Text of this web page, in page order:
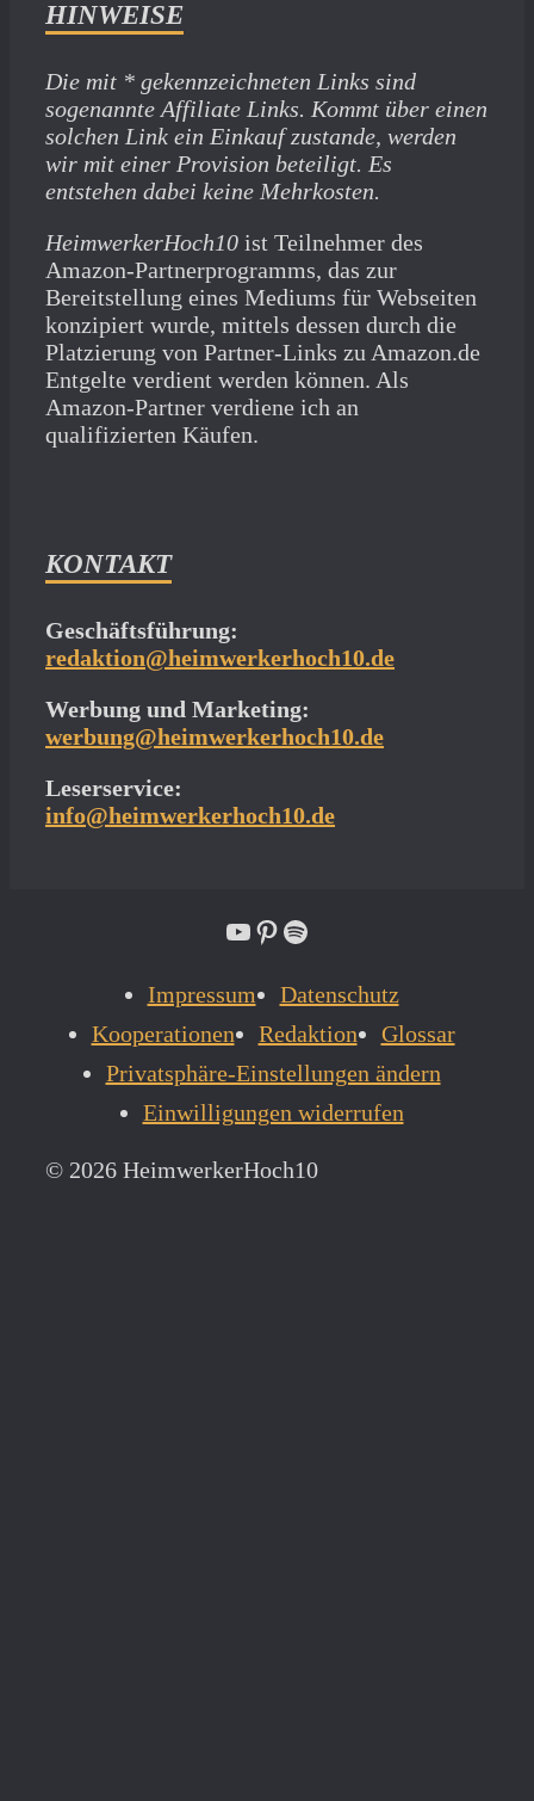
HINWEISE
Die mit * gekennzeichneten Links sind
sogenannte Affiliate Links. Kommt über einen
solchen Link ein Einkauf zustande, werden
wir mit­ einer Provision beteiligt. Es
entstehen dabei keine Mehrkosten.
HeimwerkerHoch10 ist Teilnehmer des
Amazon-Partnerprogramms, das zur
Bereitstellung eines Mediums für Webseiten
konzipiert wurde, mittels dessen durch die
Platzierung von Partner-Links zu Amazon.de
Entgelte verdient werden können. Als
Amazon-Partner verdiene ich an
qualifizierten Käufen.
KONTAKT
Geschäftsführung:
redaktion@heimwerkerhoch10.de
Werbung und Marketing:
werbung@heimwerkerhoch10.de
Leserservice:
info@heimwerkerhoch10.de
YouTube
Pinterest
Spotify
Impressum
Datenschutz
Kooperationen
Redaktion
Glossar
Privatsphäre-Einstellungen ändern
Einwilligungen widerrufen
© 2026 HeimwerkerHoch10